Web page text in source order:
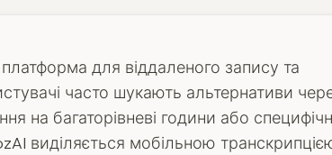
для віддаленого запису та
часто шукають альтернативи
на багаторівневі години або
виділяється мобільною